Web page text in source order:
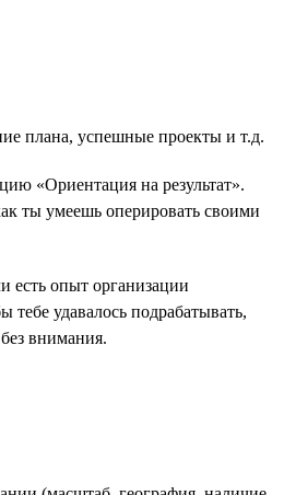
плана, успешные проекты и т.д.
«Ориентация на результат».
ты умеешь оперировать своими
есть опыт организации
тебе удавалось подрабатывать,
внимания.